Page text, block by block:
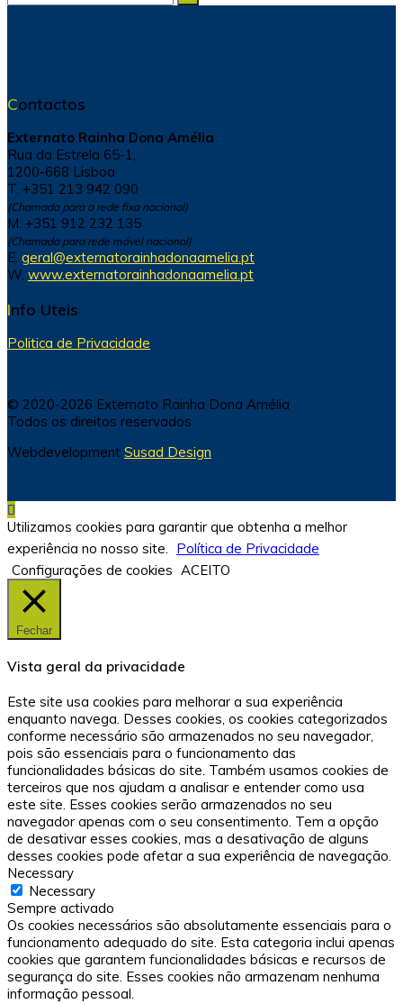
Contactos
Externato Rainha Dona Amélia
Rua da Estrela 65-1,
1200-668 Lisboa
T. +351 213 942 090
(Chamada para a rede fixa nacional)
M. +351 912 232 135
(Chamada para rede móvel nacional)
E. geral@externatorainhadonaamelia.pt
W. www.externatorainhadonaamelia.pt
Info Uteis
Politica de Privacidade
© 2020-2026 Externato Rainha Dona Amélia
Todos os direitos reservados
Webdevelopment Susad Design
Utilizamos cookies para garantir que obtenha a melhor
experiência no nosso site. Política de Privacidade
Configurações de cookies ACEITO
Fechar
Vista geral da privacidade
Este site usa cookies para melhorar a sua experiência
enquanto navega. Desses cookies, os cookies categorizados
conforme necessário são armazenados no seu navegador,
pois são essenciais para o funcionamento das
funcionalidades básicas do site. Também usamos cookies de
terceiros que nos ajudam a analisar e entender como usa
este site. Esses cookies serão armazenados no seu
navegador apenas com o seu consentimento. Tem a opção
de desativar esses cookies, mas a desativação de alguns
desses cookies pode afetar a sua experiência de navegação.
Necessary
Necessary
Sempre activado
Os cookies necessários são absolutamente essenciais para o
funcionamento adequado do site. Esta categoria inclui apenas
cookies que garantem funcionalidades básicas e recursos de
segurança do site. Esses cookies não armazenam nenhuma
informação pessoal.